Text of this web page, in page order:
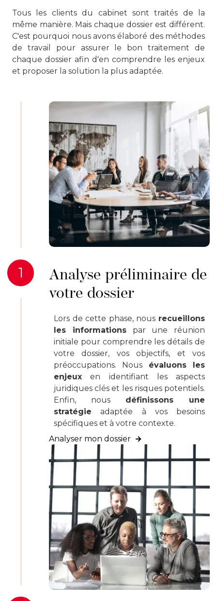
Tous les clients du cabinet sont traités de la
même manière. Mais chaque dossier est différent.
C'est pourquoi nous avons élaboré des méthodes
de travail pour assurer le bon traitement de
chaque dossier afin d'en comprendre les enjeux
et proposer la solution la plus adaptée.
1
Analyse préliminaire de
votre dossier
Lors de cette phase, nous recueillons
les informationspar une réunion
initiale pour comprendre les détails de
votre dossier, vos objectifs, et vos
préoccupations. Nous évaluons les
enjeux en identifiant les aspects
juridiques clés et les risques potentiels.
Enfin, nous définissons une
stratégie adaptée à vos besoins
spécifiques et à votre contexte.
Analyser mon dossier
